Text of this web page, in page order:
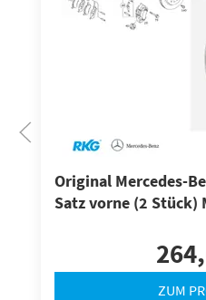
Original Mercedes-
Satz vorne (2 Stück)
ZUM